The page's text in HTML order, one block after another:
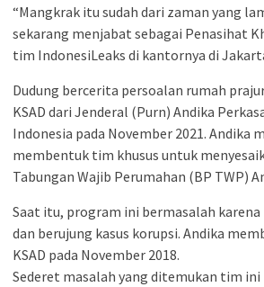
“Mangkrak itu sudah dari zaman yang
sekarang menjabat sebagai Penasihat
tim IndonesiLeaks di kantornya di
Dudung bercerita persoalan rumah
KSAD dari Jenderal (Purn) Andika
Indonesia pada November 2021. Andika
membentuk tim khusus untuk
Tabungan Wajib Perumahan (BP TWP)
Saat itu, program ini bermasalah
dan berujung kasus korupsi. Andika
KSAD pada November 2018.
Sederet masalah yang ditemukan tim